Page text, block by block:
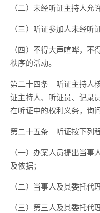
（二）未经听证主持人允
（三）听证参加人未经听
（四）不得大声喧哗，
秩序的活动。
第二十四条 听证主持人
证主持人、听证员、记录
在听证中的权利义务，询
第二十五条 听证按下列程
（一）办案人员提出当
及依据；
（二）当事人及其委托代
（三）第三人及其委托代